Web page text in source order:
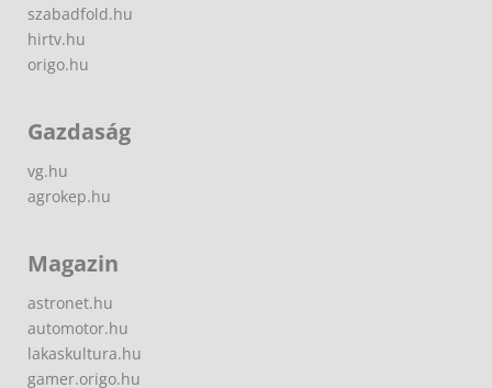
szabadfold.hu
hirtv.hu
origo.hu
Gazdaság
vg.hu
agrokep.hu
Magazin
astronet.hu
automotor.hu
lakaskultura.hu
gamer.origo.hu